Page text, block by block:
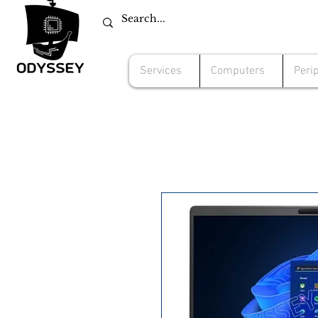
Services Computers